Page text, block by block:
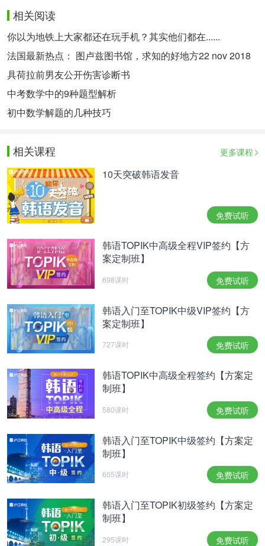
相关阅读
你以为地铁上大家都还在玩手机？其实他们都在......
法国最新热点： 图卢兹图书馆，求知的好地方22 nov 2018
具荷拉前男友公开伤害诊断书
中考数学中的9种题型解析
初中数学解题的几种技巧
相关课程 更多课程
10天突破韩语发音
免费试听
韩语TOPIK中高级全程VIP签约【方
案定制班】
698课时 免费试听
韩语入门至TOPIK中级VIP签约【方
案定制班】
727课时 免费试听
韩语TOPIK中高级全程签约【方案定
制班】
580课时 免费试听
韩语入门至TOPIK中级签约【方案定
制班】
605课时 免费试听
韩语入门至TOPIK初级签约【方案定
制班】
295课时 免费试听